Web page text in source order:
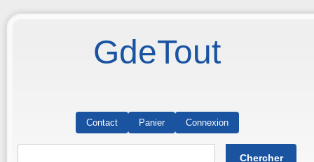
GdeTout
Contact Panier Connexion